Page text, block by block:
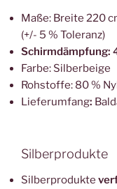
Maße: Breite 220
(+/- 5 % Toleranz)
Schirmdämpfung:
Farbe: Silberbeige
Rohstoffe: 80 %
Lieferumfang:
Silberprodukte
Silberprodukte